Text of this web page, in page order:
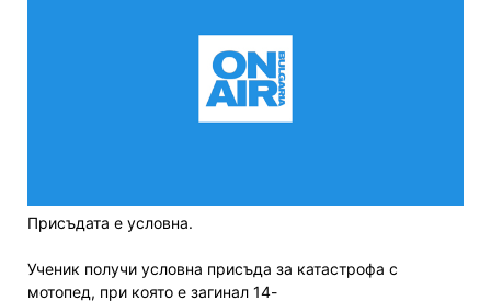
Присъдата е условна.
Ученик получи условна присъда за катастрофа с
мотопед, при която е загинал 14-